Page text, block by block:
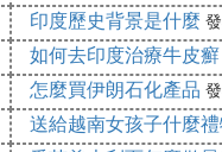
印度歷史背景是什麼
如何去印度治療牛皮癬
怎麼買伊朗石化產品
送給越南女孩子什麼